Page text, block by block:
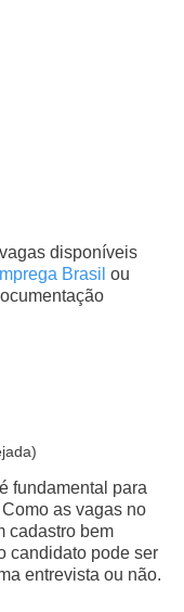
disponíveis
Brasil ou
fundamental para
as vagas no
cadastro bem
candidato pode ser
entrevista ou não.